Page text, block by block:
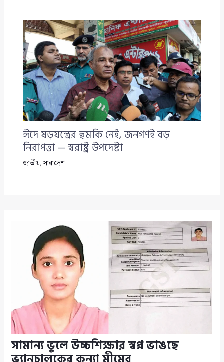
ঈদে ষড়যন্ত্রের হুমকি নেই, জনগণই বড়
নিরাপত্তা — স্বরাষ্ট্র উপদেষ্টা
জাতীয়,সারাদেশ
সামান্য ভুলে উচ্চশিক্ষার স্বপ্ন ভাঙছে